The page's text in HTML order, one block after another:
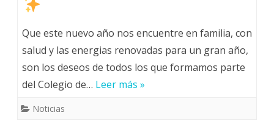
Que este nuevo año nos encuentre en familia, con
salud y las energias renovadas para un gran año,
son los deseos de todos los que formamos parte
del Colegio de… Leer más »
Noticias